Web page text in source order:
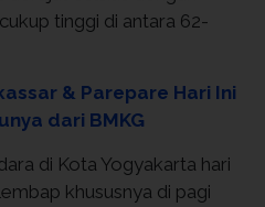
tinggi di antara 62-
& Parepare Hari Ini
dari BMKG
di Kota Yogyakarta hari
khususnya di pagi